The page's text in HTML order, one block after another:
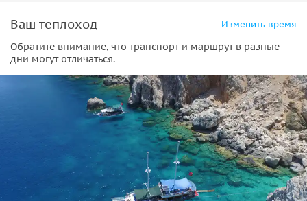
Ваш теплоход Изменить время
Обратите внимание, что транспорт и маршрут в разные
дни могут отличаться.